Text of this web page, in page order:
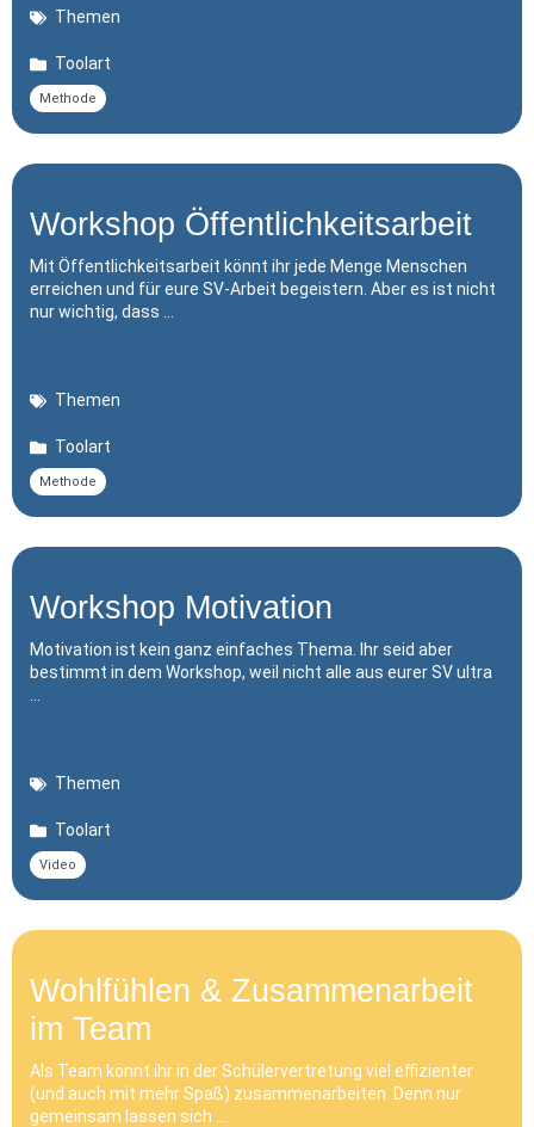
Themen
Toolart
Methode
Workshop Öffentlichkeitsarbeit
Mit Öffentlichkeitsarbeit könnt ihr jede Menge Menschen
erreichen und für eure SV-Arbeit begeistern. Aber es ist nicht
nur wichtig, dass …
Themen
Toolart
Methode
Workshop Motivation
Motivation ist kein ganz einfaches Thema. Ihr seid aber
bestimmt in dem Workshop, weil nicht alle aus eurer SV ultra
Themen
Toolart
Video
Wohlfühlen & Zusammenarbeit
im Team
Als Team könnt ihr in der Schülervertretung viel effizienter
(und auch mit mehr Spaß) zusammenarbeiten. Denn nur
gemeinsam lassen sich …